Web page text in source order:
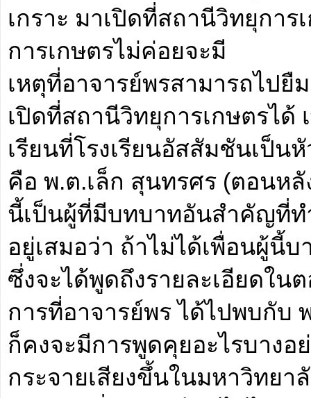
เกราะ มาเปิดที่สถานีวิทยุการ
การเกษตรไม่ค่อยจะมี
เหตุที่อาจารย์พรสามารถไปยื
เปิดที่สถานีวิทยุการเกษตรได้
เรียนที่โรงเรียนอัสสัมชันเป็น
คือ พ.ต.เล็ก สุนทรศร (ตอนห
นี้เป็นผู้ที่มีบทบาทอันสำคัญที่ท
อยู่เสมอว่า ถ้าไม่ได้เพื่อนผู้นี้
ซึ่งจะได้พูดถึงรายละเอียดใน
การที่อาจารย์พร ได้ไปพบกับ
ก็คงจะมีการพูดคุยอะไรบางอ
กระจายเสียงขึ้นในมหาวิทยา